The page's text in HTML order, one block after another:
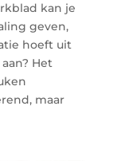
kan je
geven,
hoeft uit
Het
maar